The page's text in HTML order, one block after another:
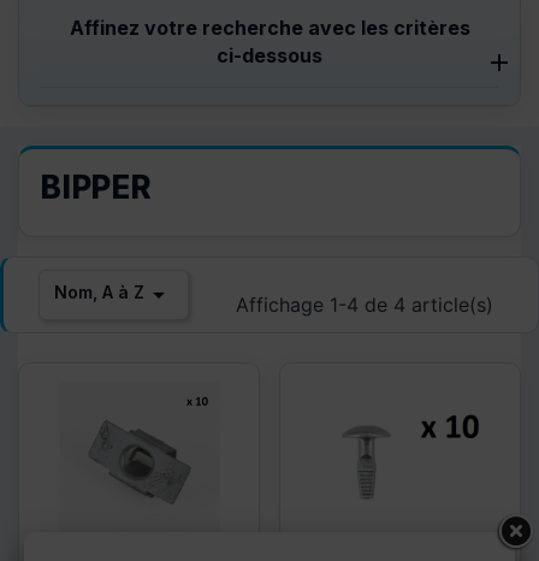
Affinez votre recherche avec les critères
ci-dessous
BIPPER
Nom, A à Z  Affichage 1-4 de 4 article(s)